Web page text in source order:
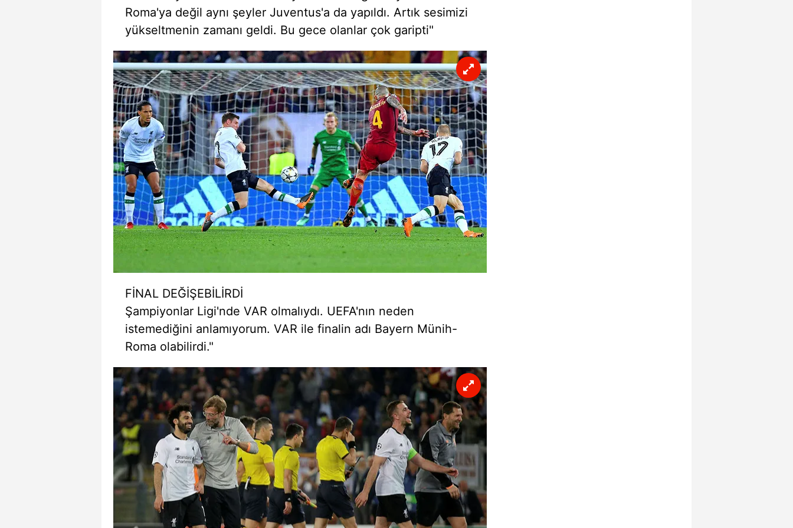
mevzuata uygun olarak kullanılan çerezlerle ilgili bilgi almak için lütfentıklayınız
Roma'ya değil aynı şeyler Juventus'a da yapıldı. Artık sesimizi
yükseltmenin zamanı geldi. Bu gece olanlar çok garipti"
FİNAL DEĞİŞEBİLİRDİ
Şampiyonlar Ligi'nde VAR olmalıydı. UEFA'nın neden
istemediğini anlamıyorum. VAR ile finalin adı Bayern Münih-
Roma olabilirdi."